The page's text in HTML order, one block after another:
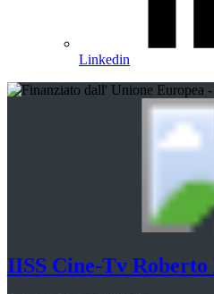
Linkedin
IISS Cine-Tv Roberto